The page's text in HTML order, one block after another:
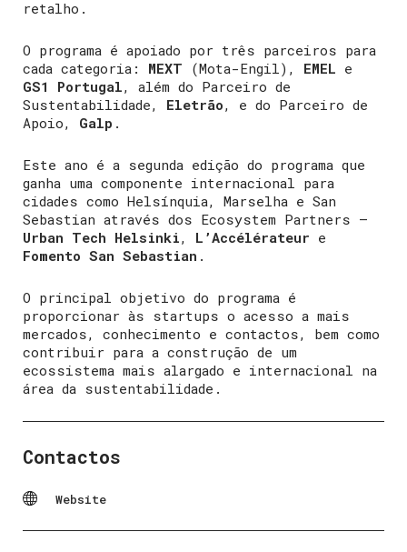
retalho.
O programa é apoiado por três parceiros para
cada categoria: MEXT (Mota-Engil), EMEL e
GS1 Portugal, além do Parceiro de
Sustentabilidade, Eletrão, e do Parceiro de
Apoio, Galp .
Este ano é a segunda edição do programa que
ganha uma componente internacional para
cidades como Helsínquia, Marselha e San
Sebastian através dos Ecosystem Partners –
Urban Tech Helsinki, L’Accélérateur e
Fomento San Sebastian .
O principal objetivo do programa é
proporcionar às startups o acesso a mais
mercados, conhecimento e contactos, bem como
contribuir para a construção de um
ecossistema mais alargado e internacional na
área da sustentabilidade.
Contactos
Website